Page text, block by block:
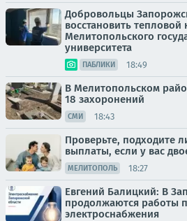
Добровольцы
восстановить
Мелитопольского
университета
ПАБЛИКИ 18:49
В Мелитопольском
18 захоронений
СМИ 18:43
Проверьте, подходите
выплаты, если у вас
МЕЛИТОПОЛЬ 18:27
Евгений Балицкий: В
продолжаются работы
электроснабжения